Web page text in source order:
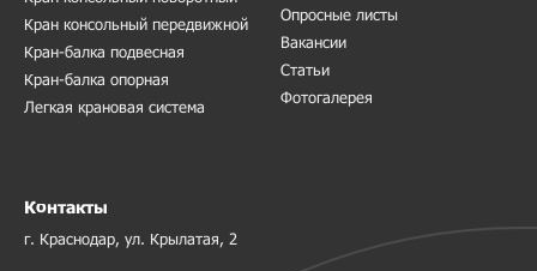
Кран консольный передвижной
Кран-балка подвесная
Кран-балка опорная
Легкая крановая система
Опросные листы
Вакансии
Статьи
Фотогалерея
Контакты
г. Краснодар, ул. Крылатая, 2